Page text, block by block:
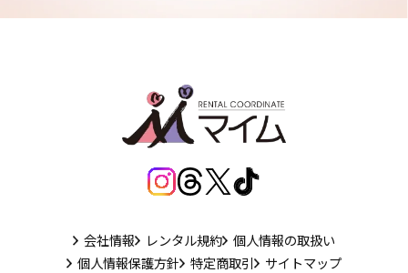
会社情報 レンタル規約 個人情報の取扱い
個人情報保護方針 特定商取引 サイトマップ